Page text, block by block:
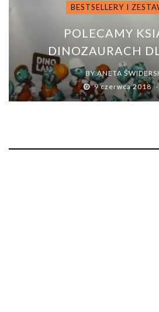
BESTSELLERY I
POLECAMY
DINOZAURACH
BYANETA
9 czerwca 2018